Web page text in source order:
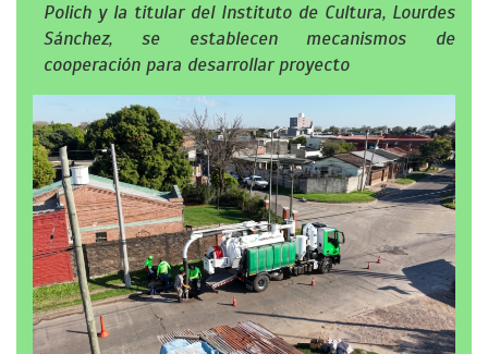
Polich y la titular del Instituto de Cultura, Lourdes
Sánchez, se establecen mecanismos de
cooperación para desarrollar proyecto